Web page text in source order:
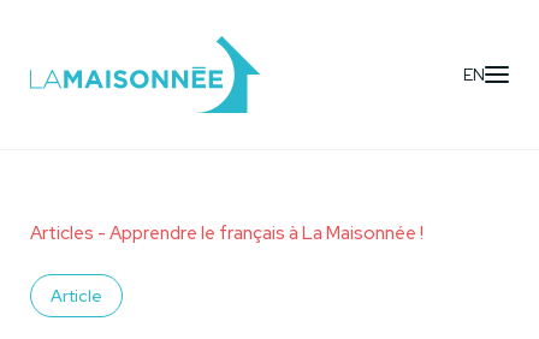
EN
Articles - Apprendre le français à La Maisonnée !
Article